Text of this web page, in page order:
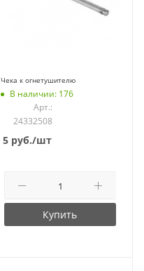
Чека к огнетушителю
В наличии: 176
Арт.:
24332508
5руб./шт
Купить